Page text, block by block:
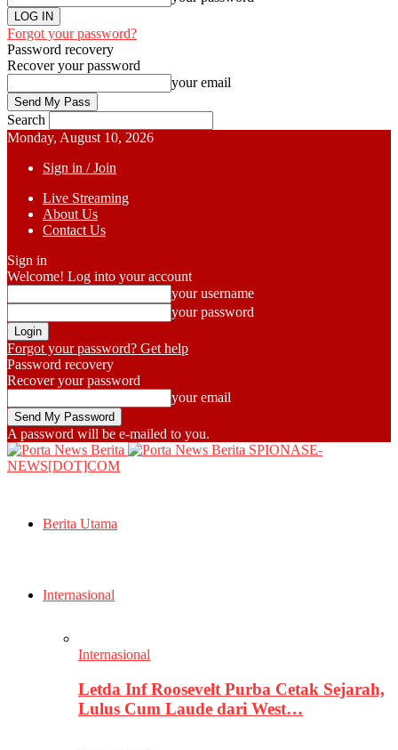
Forgot your password?
Password recovery
Recover your password
your email
Search
Monday, August 10, 2026
Sign in / Join
Live Streaming
About Us
Contact Us
Sign in
Welcome! Log into your account
your username
your password
Forgot your password? Get help
Password recovery
Recover your password
your email
A password will be e-mailed to you.
SPIONASE-
NEWS[DOT]COM
Berita Utama
Internasional
Internasional
Letda Inf Roosevelt Purba Cetak Sejarah,
Lulus Cum Laude dari West…